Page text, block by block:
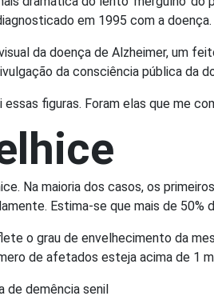
em 1995 com a doença.
da doença de Alzheimer, um
da consciência pública da
figuras. Foram elas que me
Na maioria dos casos, os
Estima-se que mais de 50%
o grau de envelhecimento da
de afetados esteja acima de 1
de demência senil